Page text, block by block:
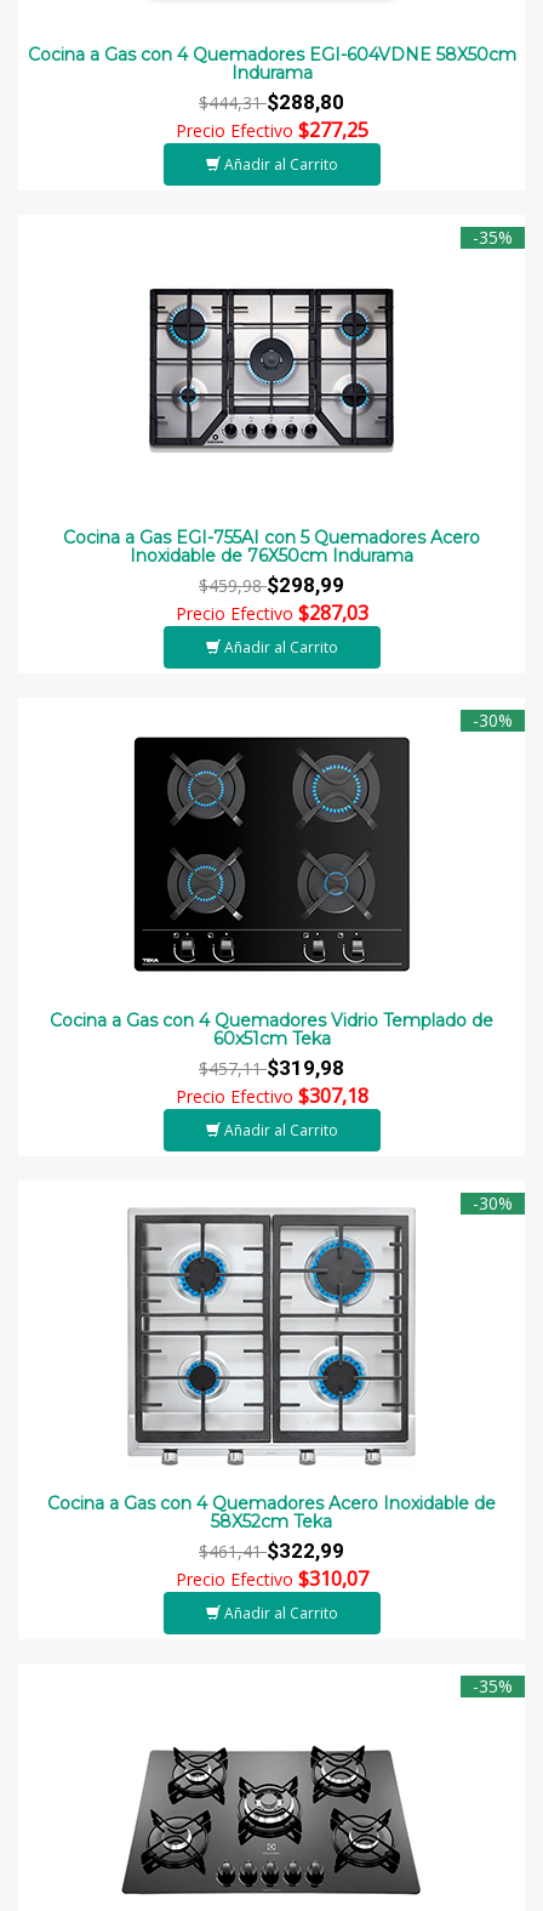
Cocina a Gas con 4 Quemadores EGI-604VDNE 58X50cm
Indurama
$444,31$288,80
Precio Efectivo $277,25
Añadir al Carrito
-35%
Cocina a Gas EGI-755AI con 5 Quemadores Acero
Inoxidable de 76X50cm Indurama
$459,98$298,99
Precio Efectivo $287,03
Añadir al Carrito
-30%
Cocina a Gas con 4 Quemadores Vidrio Templado de
60x51cm Teka
$457,11$319,98
Precio Efectivo $307,18
Añadir al Carrito
-30%
Cocina a Gas con 4 Quemadores Acero Inoxidable de
58X52cm Teka
$461,41$322,99
Precio Efectivo $310,07
Añadir al Carrito
-35%